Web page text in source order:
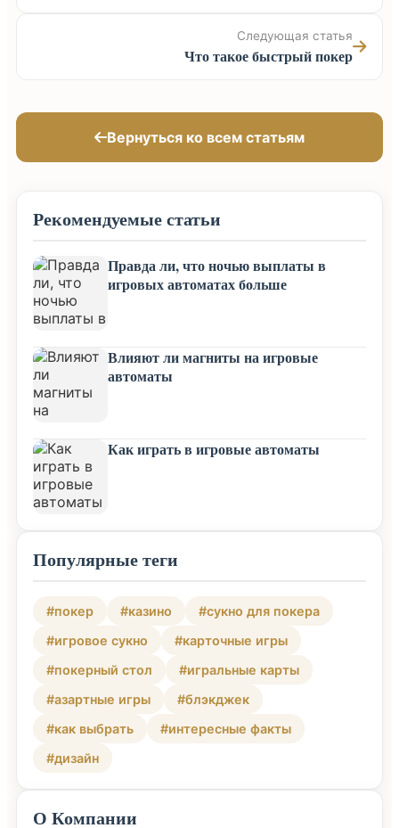
Следующая статья
Что такое быстрый покер
Вернуться ко всем статьям
Рекомендуемые статьи
Правда ли, что ночью выплаты в
игровых автоматах больше
Влияют ли магниты на игровые
автоматы
Как играть в игровые автоматы
Популярные теги
#покер #казино
#сукно для покера
#игровое сукно
#карточные игры
#покерный стол
#игральные карты
#азартные игры
#блэкджек
#как выбрать
#интересные факты
#дизайн
О Компании